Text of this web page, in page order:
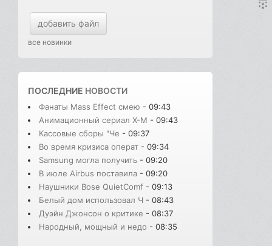
добавить файл
все новинки
ПОСЛЕДНИЕ НОВОСТИ
Фанаты Mass Effect смею - 09:43
Анимационный сериал X-M - 09:43
Кассовые сборы "Че - 09:37
Во время кризиса операт - 09:34
Samsung могла получить - 09:20
В июле Airbus поставила - 09:20
Наушники Bose QuietComf - 09:13
Белый дом использовал Ч - 08:43
Дуэйн Джонсон о критике - 08:37
Народный, мощный и недо - 08:35